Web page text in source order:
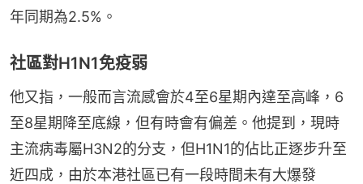
年同期為2.5%。
社區對H1N1免疫弱
他又指，一般而言流感會於4至6星期內達至高峰，6
至8星期降至底線，但有時會有偏差。他提到，現時
主流病毒屬H3N2的分支，但H1N1的佔比正逐步升至
近四成，由於本港社區已有一段時間未有大爆發